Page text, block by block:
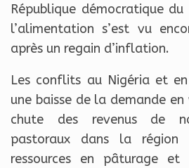
République démocratique du
l’alimentation s’est vu
après un regain d’inflation.
Les conflits au Nigéria et
une baisse de la demande
chute des revenus de
pastoraux dans la
ressources en pâturage